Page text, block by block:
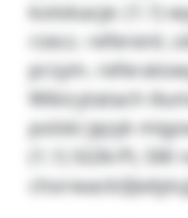
kolokacje: (1.1)
rzecz. referent;
przym.
Wikicytatach
polski język
(1.1) SGN-PL